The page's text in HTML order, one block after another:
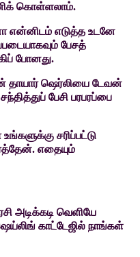
கொள்ளலாம்.
என்னிடம் எடுத்த உடனே
பேசத்
போனது.
தாயார் ஷெர்லியை டேவன்
பேசி பரபரப்பை
சரிப்பட்டு
எதையும்
அடிக்கடி வெளியே
காட்டேஜில் நாங்கள்